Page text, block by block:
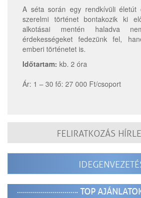
A séta során egy rendkívüli életút
szerelmi történet bontakozik ki
alkotásai mentén haladva
érdekességeket fedezünk fel,
emberi történetet is.
Időtartam: kb. 2 óra
Ár: 1 – 30 fő: 27 000 Ft/csoport
FELIRATKOZÁS
TOP